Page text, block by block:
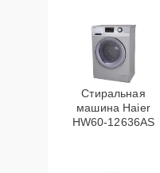
Стиральная
машина Haier
HW60-12636AS